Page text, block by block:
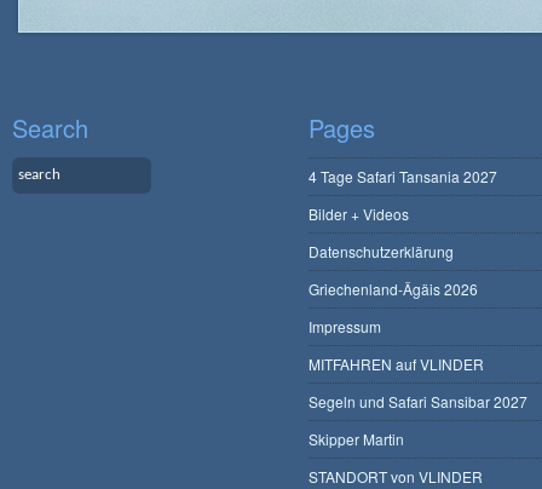
Search Pages
4 Tage Safari Tansania 2027
Bilder + Videos
Datenschutzerklärung
Griechenland-Ägäis 2026
Impressum
MITFAHREN auf VLINDER
Segeln und Safari Sansibar 2027
Skipper Martin
STANDORT von VLINDER